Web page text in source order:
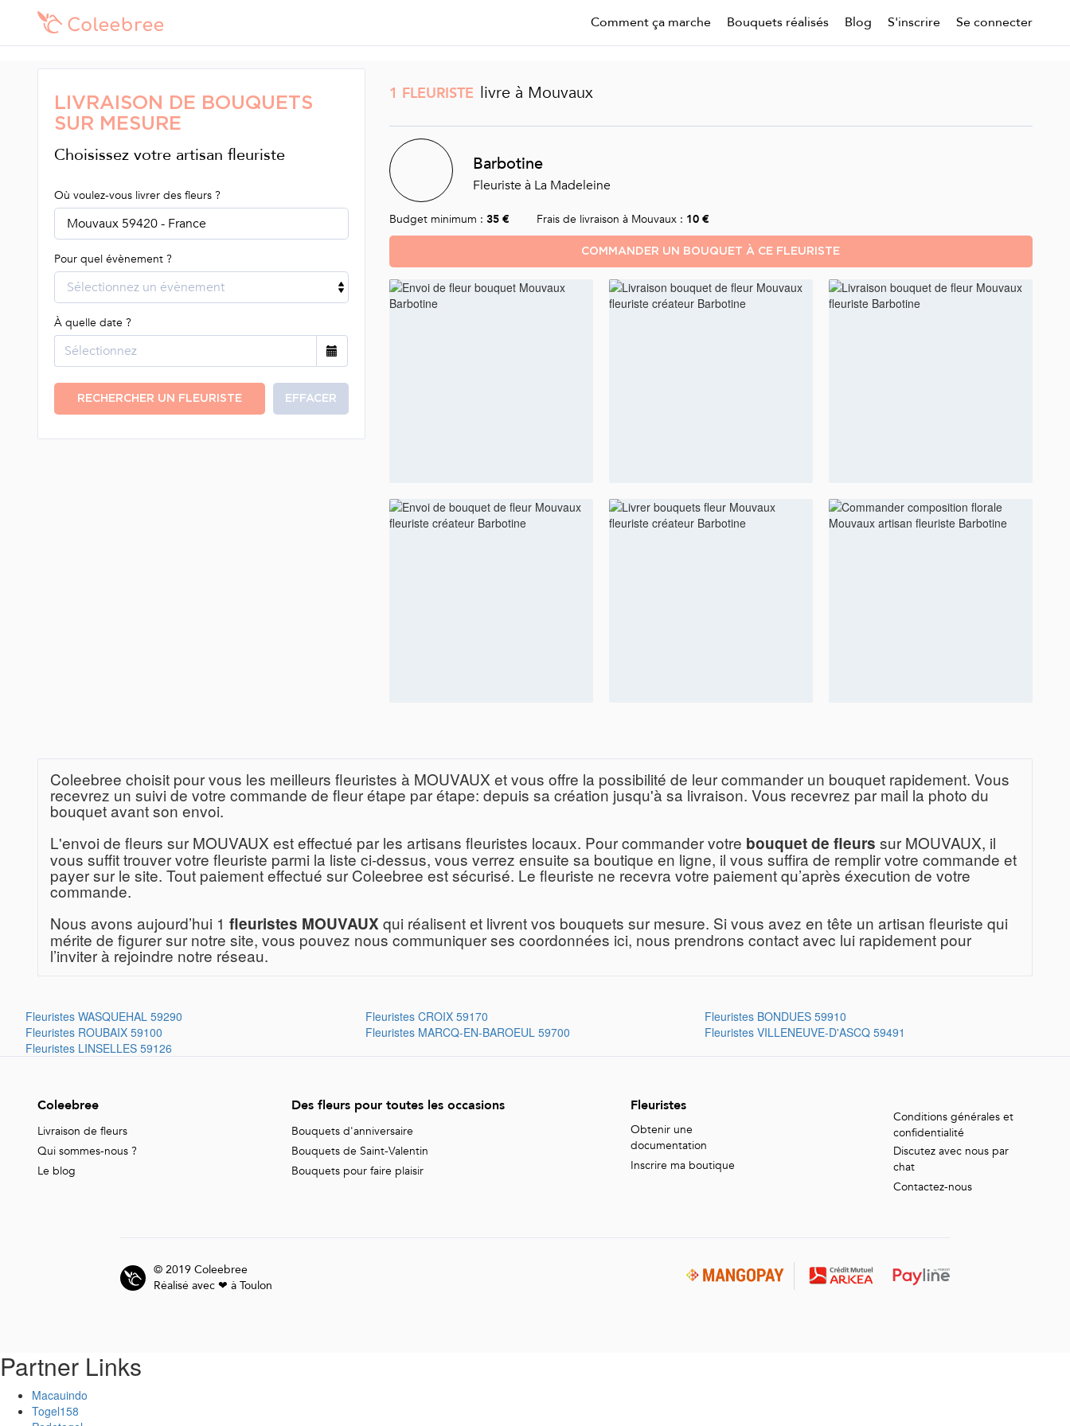
Comment ça marche Bouquets réalisés Blog S'inscrire Se connecter
LIVRAISON DE BOUQUETS
SUR MESURE
Choisissez votre artisan fleuriste
Où voulez-vous livrer des fleurs ?
Mouvaux 59420 - France
Pour quel évènement ?
Sélectionnez un évènement
À quelle date ?
RECHERCHER UN FLEURISTE EFFACER
1 FLEURISTE livre à Mouvaux
Barbotine
Fleuriste à La Madeleine
Budget minimum : 35 € Frais de livraison à Mouvaux : 10 €
COMMANDER UN BOUQUET À CE FLEURISTE
Coleebree choisit pour vous les meilleurs fleuristes à MOUVAUX et vous offre la possibilité de leur commander un bouquet rapidement. Vous
recevrez un suivi de votre commande de fleur étape par étape: depuis sa création jusqu'à sa livraison. Vous recevrez par mail la photo du
bouquet avant son envoi.
L'envoi de fleurs sur MOUVAUX est effectué par les artisans fleuristes locaux. Pour commander votre bouquet de fleurs sur MOUVAUX, il
vous suffit trouver votre fleuriste parmi la liste ci-dessus, vous verrez ensuite sa boutique en ligne, il vous suffira de remplir votre commande et
payer sur le site. Tout paiement effectué sur Coleebree est sécurisé. Le fleuriste ne recevra votre paiement qu’après éxecution de votre
commande.
Nous avons aujourd’hui 1 fleuristes MOUVAUXqui réalisent et livrent vos bouquets sur mesure. Si vous avez en tête un artisan fleuriste qui
mérite de figurer sur notre site, vous pouvez nous communiquer ses coordonnées ici, nous prendrons contact avec lui rapidement pour
l’inviter à rejoindre notre réseau.
Fleuristes WASQUEHAL 59290 Fleuristes CROIX 59170 Fleuristes BONDUES 59910
Fleuristes ROUBAIX 59100 Fleuristes MARCQ-EN-BAROEUL 59700 FleuristesVILLENEUVE-D'ASCQ 59491
Fleuristes LINSELLES 59126
Coleebree
Livraison de fleurs
Qui sommes-nous ?
Le blog
Des fleurs pour toutes les occasions
Bouquets d'anniversaire
Bouquets de Saint-Valentin
Bouquets pour faire plaisir
Fleuristes
Obtenir une
documentation
Inscrire ma boutique
Conditions générales et
confidentialité
Discutez avec nous par
chat
Contactez-nous
© 2019 Coleebree
Réalisé avec ❤ à Toulon
Partner Links
Macauindo
Togel158